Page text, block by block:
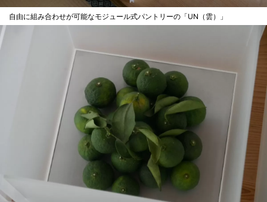
自由に組み合わせが可能なモジュール式パントリーの「UN（雲）」